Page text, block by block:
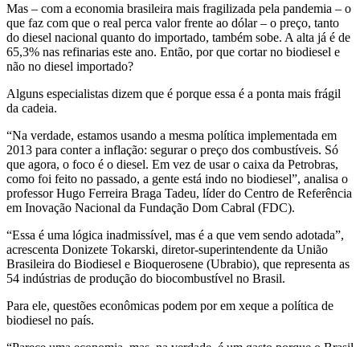
Mas – com a economia brasileira mais fragilizada pela pandemia – o
que faz com que o real perca valor frente ao dólar – o preço, tanto
do diesel nacional quanto do importado, também sobe. A alta já é de
65,3% nas refinarias este ano. Então, por que cortar no biodiesel e
não no diesel importado?
Alguns especialistas dizem que é porque essa é a ponta mais frágil
da cadeia.
“Na verdade, estamos usando a mesma política implementada em
2013 para conter a inflação: segurar o preço dos combustíveis. Só
que agora, o foco é o diesel. Em vez de usar o caixa da Petrobras,
como foi feito no passado, a gente está indo no biodiesel”, analisa o
professor Hugo Ferreira Braga Tadeu, líder do Centro de Referência
em Inovação Nacional da Fundação Dom Cabral (FDC).
“Essa é uma lógica inadmissível, mas é a que vem sendo adotada”,
acrescenta Donizete Tokarski, diretor-superintendente da União
Brasileira do Biodiesel e Bioquerosene (Ubrabio), que representa as
54 indústrias de produção do biocombustível no Brasil.
Para ele, questões econômicas podem por em xeque a política de
biodiesel no país.